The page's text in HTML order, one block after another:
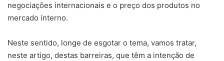
negociações internacionais e o preço dos produtos no
mercado interno.
Neste sentido, longe de esgotar o tema, vamos tratar,
neste artigo, destas barreiras, que têm a intenção de